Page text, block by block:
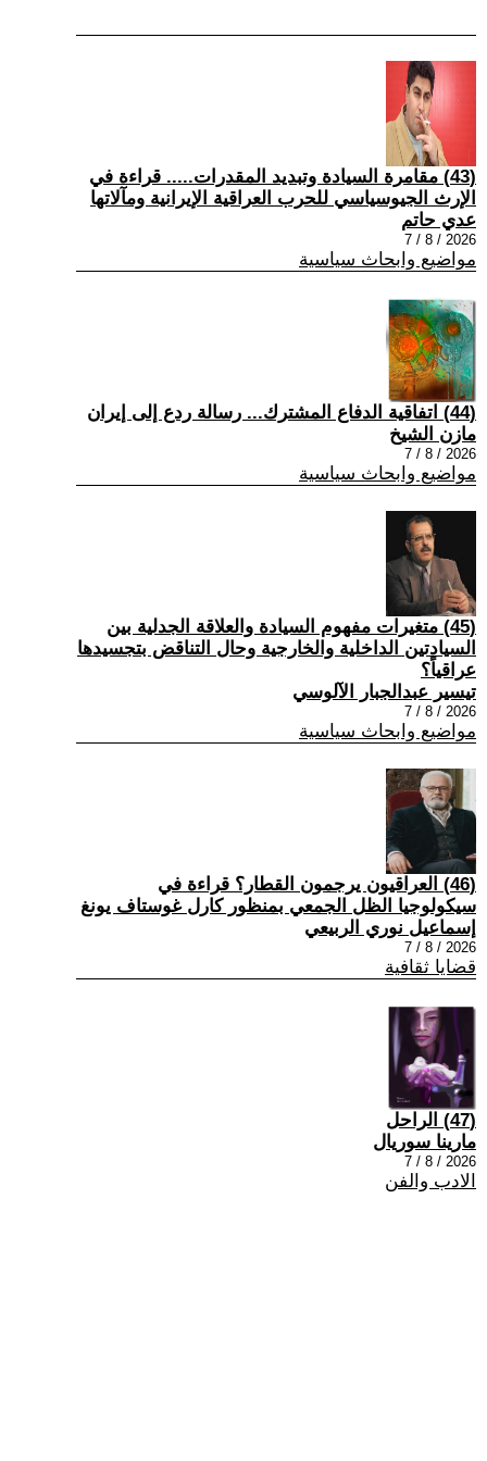
(43) مقامرة السيادة وتبديد المقدرات..... قراءة في
الإرث الجيوسياسي للحرب العراقية الإيرانية ومآلاتها
عدي حاتم
2026 / 8 / 7
مواضيع وابحاث سياسية
(44) اتفاقية الدفاع المشترك... رسالة ردع إلى إيران
مازن الشيخ
2026 / 8 / 7
مواضيع وابحاث سياسية
(45) متغيرات مفهوم السيادة والعلاقة الجدلية بين
السيادتين الداخلية والخارجية وحال التناقض بتجسيدها
عراقياً؟
تيسير عبدالجبار الآلوسي
2026 / 8 / 7
مواضيع وابحاث سياسية
(46) العراقيون يرجمون القطار؟ قراءة في
سيكولوجيا الظل الجمعي بمنظور كارل غوستاف يونغ
إسماعيل نوري الربيعي
2026 / 8 / 7
قضايا ثقافية
(47) الراحل
مارينا سوريال
2026 / 8 / 7
الادب والفن